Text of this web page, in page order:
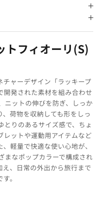
トフィオーリ(S)
ャーデザイン「ラッキープ
開発された素材を組み合わせ
ニットの伸びを防ぎ、しっか
荷物を収納しても形をしっ
とりのあるサイズ感で、ちょ
レットや運動用アイテムなど
軽量で快適な使い心地が、
まなポップカラーで構成され
、日常の外出から旅行まで
。